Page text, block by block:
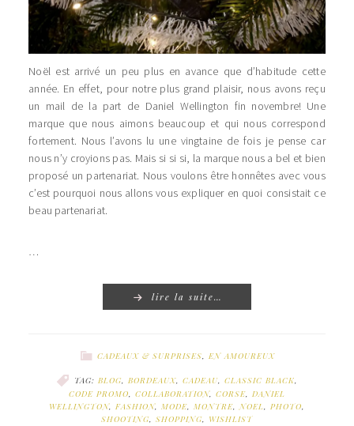
Noël est arrivé un peu plus en avance que d’habitude cette
année. En effet, pour notre plus grand plaisir, nous avons reçu
un mail de la part de Daniel Wellington fin novembre! Une
marque que nous aimons beaucoup et qui nous correspond
fortement. Nous l’avons lu une vingtaine de fois je pense car
nous n’y croyions pas. Mais si si si, la marque nous a bel et bien
proposé un partenariat. Nous voulons être honnêtes avec vous
c’est pourquoi nous allons vous expliquer en quoi consistait ce
beau partenariat.
…
lire la suite…
CADEAUX & SURPRISES, EN AMOUREUX
TAG: BLOG, BORDEAUX, CADEAU, CLASSIC BLACK,
CODE PROMO, COLLABORATION, CORSE, DANIEL
WELLINGTON, FASHION, MODE, MONTRE,NOEL, PHOTO,
SHOOTING, SHOPPING, WISHLIST